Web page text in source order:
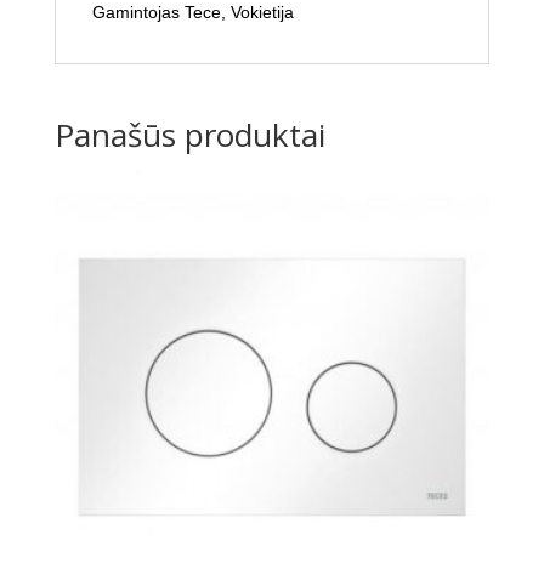
Gamintojas Tece, Vokietija
Panašūs produktai